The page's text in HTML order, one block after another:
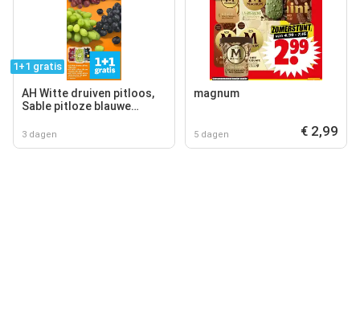
1+1 gratis
AH Witte druiven pitloos,
Sable pitloze blauwe
pitloze rode druiven
3 dagen
magnum
5 dagen € 2,99